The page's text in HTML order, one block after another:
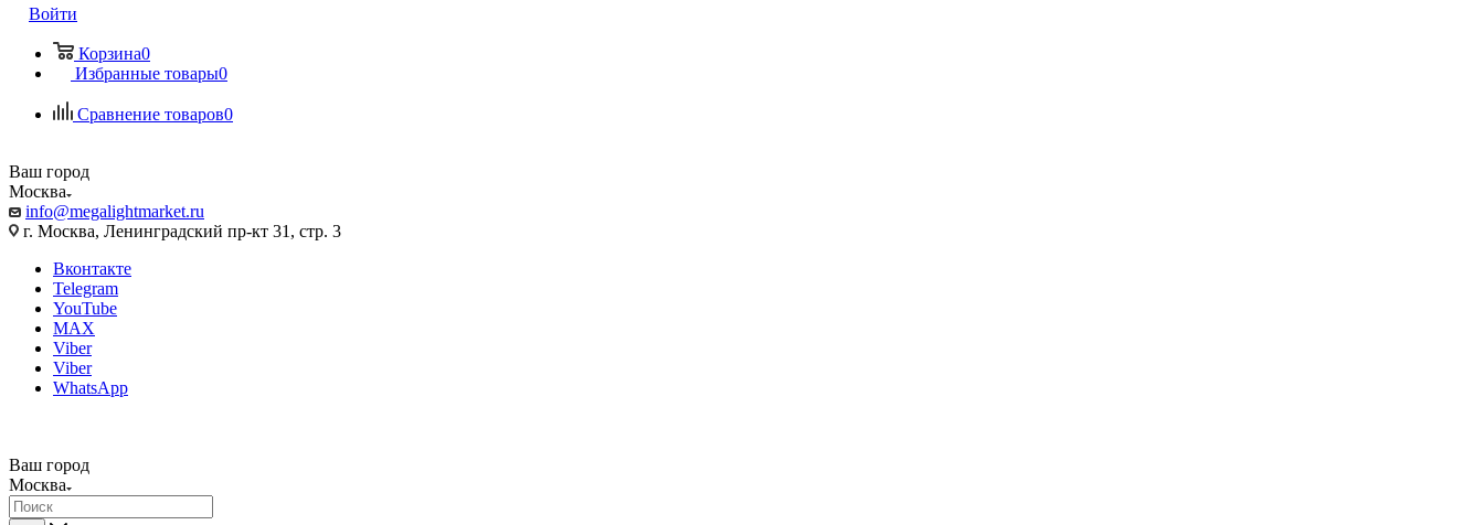
Войти
Корзина0
Избранные товары0
Сравнение товаров0
Ваш город
Москва
info@megalightmarket.ru
г. Москва, Ленинградский пр-кт 31, стр. 3
Вконтакте
Telegram
YouTube
MAX
Viber
Viber
WhatsApp
Ваш город
Москва